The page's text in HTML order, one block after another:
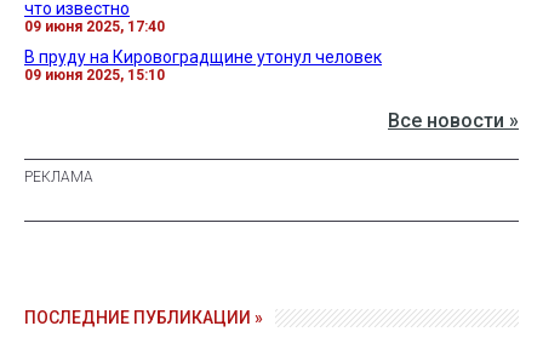
что известно
09 июня 2025, 17:40
В пруду на Кировоградщине утонул человек
09 июня 2025, 15:10
Все новости »
ПОСЛЕДНИЕ ПУБЛИКАЦИИ »